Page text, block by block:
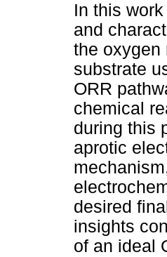
In this
and
the oxygen
substrate
ORR
chemical
during this
aprotic
desired
insights
of an ideal